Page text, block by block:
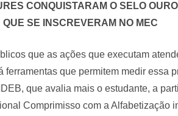
CONQUISTARAM O SELO
QUE SE INSCREVERAM NO MEC
que as ações que executam
que permitem medir essa
que avalia mais o estudante, a
Comprimisso com a Alfabetização